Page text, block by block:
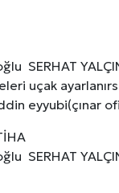
SERHAT
uçak
eyyubi(çınar
SERHAT